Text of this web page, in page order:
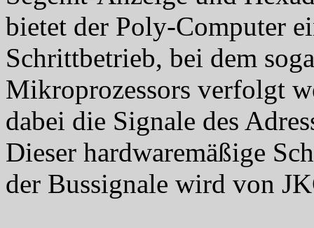
bietet der Poly-Computer
Schrittbetrieb, bei dem
Mikroprozessors verfolgt
dabei die Signale des
Dieser hardwaremäßige
der Bussignale wird von